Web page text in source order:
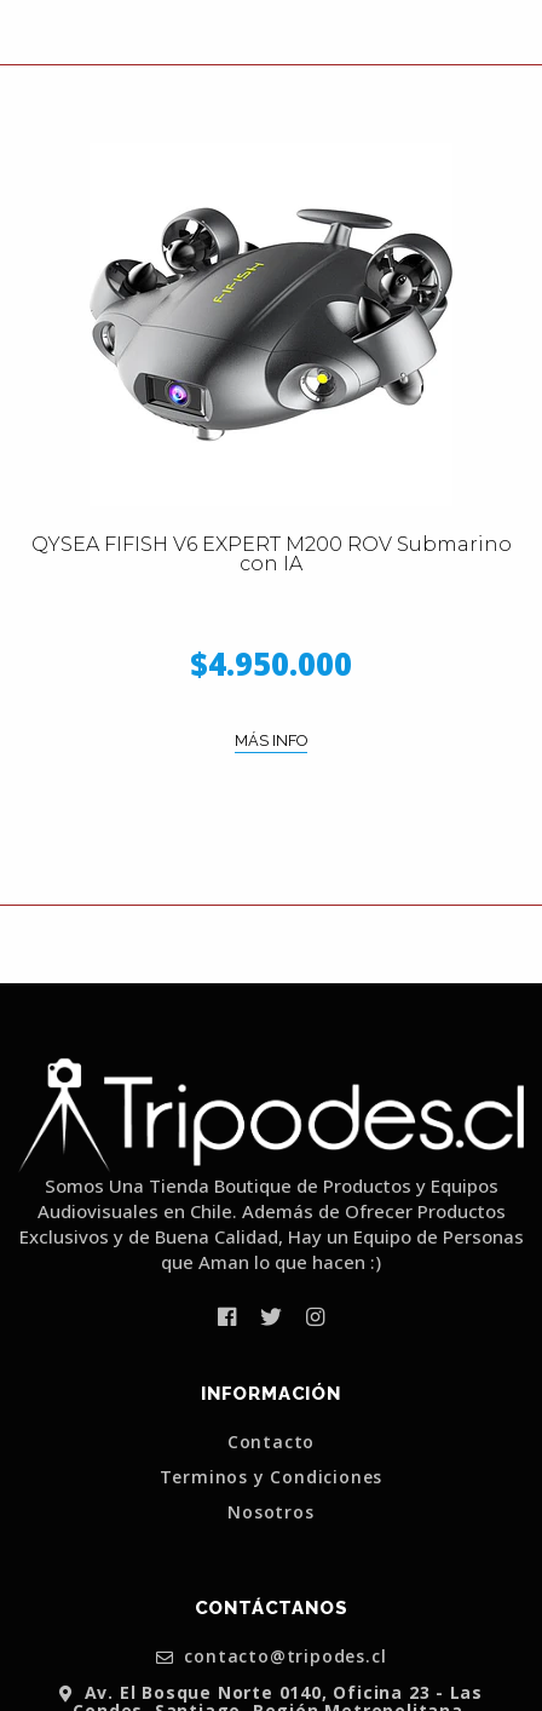
QYSEA FIFISH V6 EXPERT M200 ROV Submarino
con IA
$4.950.000
MÁS INFO
Somos Una Tienda Boutique de Productos y Equipos
Audiovisuales en Chile. Además de Ofrecer Productos
Exclusivos y de Buena Calidad, Hay un Equipo de Personas
que Aman lo que hacen :)
INFORMACIÓN
Contacto
Terminos y Condiciones
Nosotros
CONTÁCTANOS
contacto@tripodes.cl
Av. El Bosque Norte 0140, Oficina 23 - Las